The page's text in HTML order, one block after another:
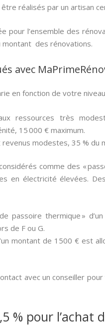
réalisés par un artisan
pour l’ensemble des
des rénovations.
avec
en fonction de votre
ressources très
15 000 € maximum.
modestes, 35 %
comme des «
en électricité élevées.
passoire thermique »
de F ou G.
montant de 1500 € est
avec un conseiller
% pour l’achat